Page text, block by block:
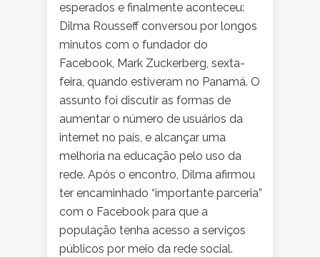
esperados e finalmente aconteceu:
Dilma Rousseff conversou por longos
minutos com o fundador do
Facebook, Mark Zuckerberg, sexta-
feira, quando estiveram no Panamá. O
assunto foi discutir as formas de
aumentar o número de usuários da
internet no país, e alcançar uma
melhoria na educação pelo uso da
rede. Após o encontro, Dilma afirmou
ter encaminhado “importante parceria”
com o Facebook para que a
população tenha acesso a serviços
públicos por meio da rede social.